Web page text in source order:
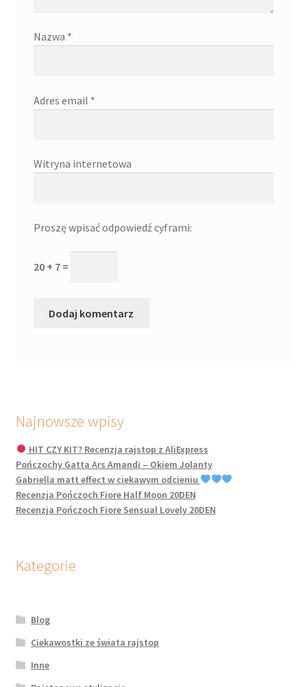
Nazwa *
Adres email *
Witryna internetowa
Proszę wpisać odpowiedź cyframi:
20 + 7 =
Najnowsze wpisy
HIT CZY KIT? Recenzja rajstop z AliExpress
Pończochy Gatta Ars Amandi – Okiem Jolanty
Gabriella matt effect w ciekawym odcieniu
Recenzja Pończoch Fiore Half Moon 20DEN
Recenzja Pończoch Fiore Sensual Lovely 20DEN
Kategorie
Blog
Ciekawostki ze świata rajstop
Inne